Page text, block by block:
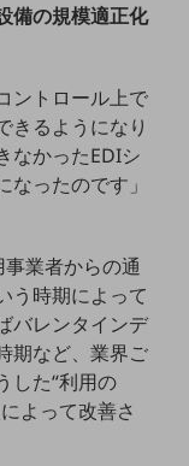
備の規模適正化
ントロール上で
きるようになり
なかったEDIシ
ったのです」
業者からの通
う時期によって
バレンタインデ
期など、業界ご
した“利用の
よって改善さ